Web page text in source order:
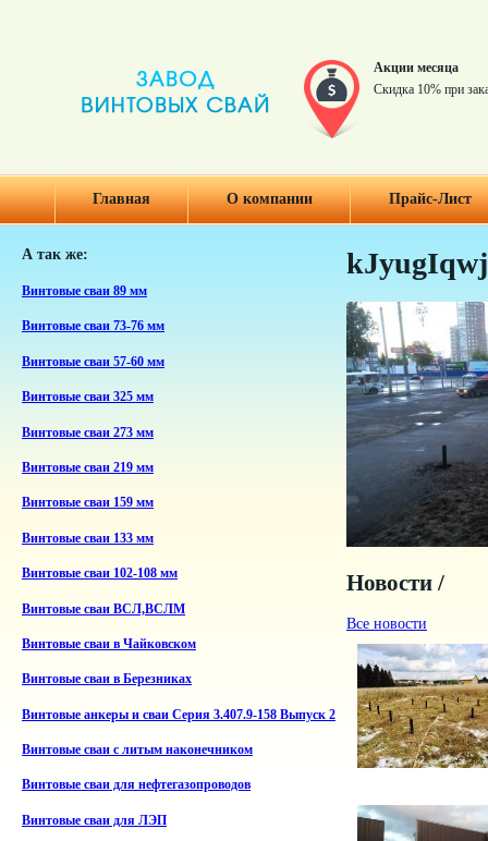
Акции месяца
Скидка 10% при
Главная О компании Прайс-Лист
А так же:
Винтовые сваи 89 мм
Винтовые сваи 73-76 мм
Винтовые сваи 57-60 мм
Винтовые сваи 325 мм
Винтовые сваи 273 мм
Винтовые сваи 219 мм
Винтовые сваи 159 мм
Винтовые сваи 133 мм
Винтовые сваи 102-108 мм
Винтовые сваи ВСЛ,ВСЛМ
Винтовые сваи в Чайковском
Винтовые сваи в Березниках
Винтовые анкеры и сваи Серия 3.407.9-158 Выпуск 2
Винтовые сваи с литым наконечником
Винтовые сваи для нефтегазопроводов
Винтовые сваи для ЛЭП
Новости /
Все новости